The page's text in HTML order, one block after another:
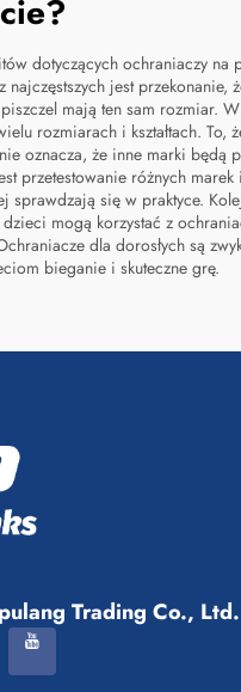
dotyczących ochraniaczy na
najczęstszych jest przekonanie,
mają ten sam rozmiar.
rozmiarach i kształtach. To,
oznacza, że inne marki będą
przetestowanie różnych marek
sprawdzają się w praktyce.
mogą korzystać z
dla dorosłych są
bieganie i skuteczne grę.
Trading Co., Ltd.